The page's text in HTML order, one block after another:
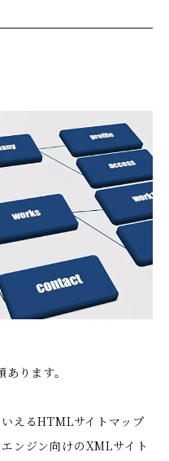
ります。
えるHTMLサイトマップ
ンジン向けのXMLサイト